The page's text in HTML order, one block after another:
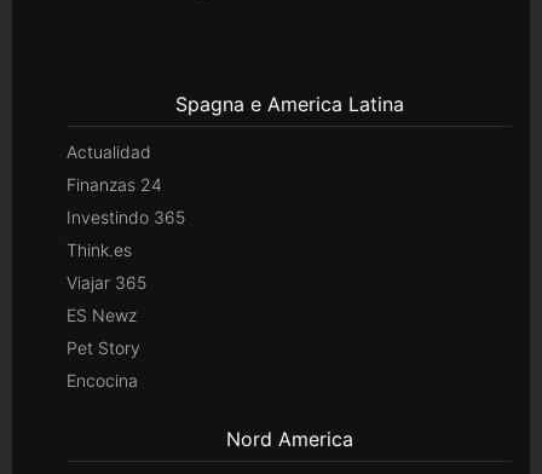
Spagna e America Latina
Actualidad
Finanzas 24
Investindo 365
Think.es
Viajar 365
ES Newz
Pet Story
Encocina
Nord America